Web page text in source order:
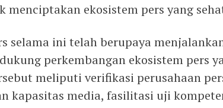
menciptakan ekosistem pers yang
selama ini telah berupaya
perkembangan ekosistem pers
meliputi verifikasi perusahaan
kapasitas media, fasilitasi uji